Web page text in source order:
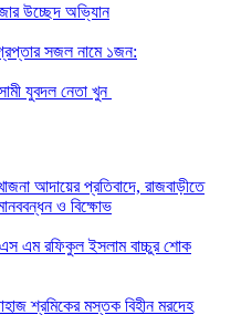
উচ্ছেদ অভি্যান
সজল নামে ১জন:
যুবদল নেতা খুন
আদায়ের প্রতিবাদে, রাজবাড়ীতে
ও বিক্ষোভ
এম রফিকুল ইসলাম বাচ্চুর শোক
শ্রমিকের মস্তক বিহীন মরদেহ